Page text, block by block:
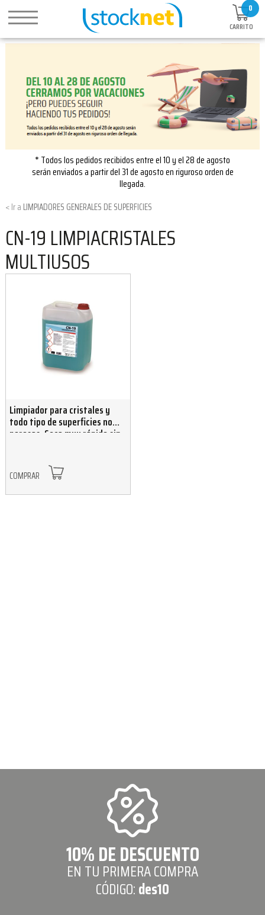
0
CARRITO
* Todos los pedidos recibidos entre el 10 y el 28 de agosto
serán enviados a partir del 31 de agosto en riguroso orden de
llegada.
LIMPIADORES GENERALES DE SUPERFICIES
CN-19 LIMPIACRISTALES
MULTIUSOS
Limpiador para cristales y
todo tipo de superficies no
porosas. Seca muy rápido sin
COMPRAR
10% DE DESCUENTO
EN TU PRIMERA COMPRA
CÓDIGO:des10